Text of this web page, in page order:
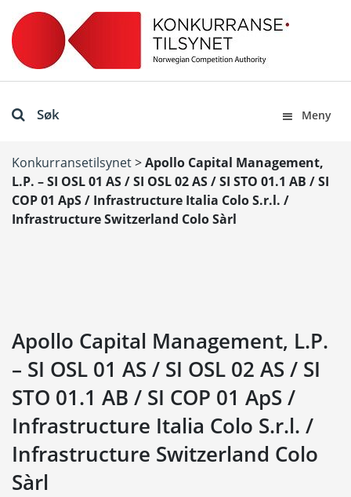
Søk Meny
Konkurransetilsynet>Apollo Capital Management,
L.P. – SI OSL 01 AS / SI OSL 02 AS / SI STO 01.1 AB / SI
COP 01 ApS / Infrastructure Italia Colo S.r.l. /
Infrastructure Switzerland Colo Sàrl
Apollo Capital Management, L.P.
– SI OSL 01 AS / SI OSL 02 AS / SI
STO 01.1 AB / SI COP 01 ApS /
Infrastructure Italia Colo S.r.l. /
Infrastructure Switzerland Colo
Sàrl